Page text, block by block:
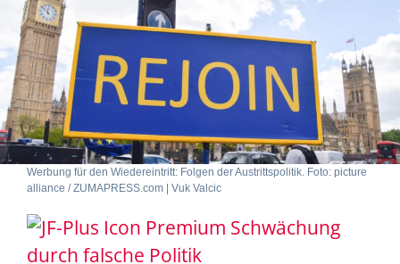
Werbung für den Wiedereintritt: Folgen der Austrittspolitik. Foto: picture
alliance / ZUMAPRESS.com | Vuk Valcic
Schwächung
durch falsche Politik